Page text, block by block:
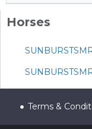
Horses
Terms &